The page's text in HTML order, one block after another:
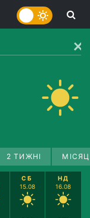
2 ТИЖНІ
СБ
15.08
НД
16.08